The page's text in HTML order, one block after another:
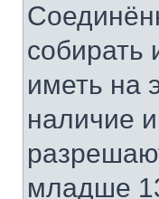
иметь на
наличие
младше